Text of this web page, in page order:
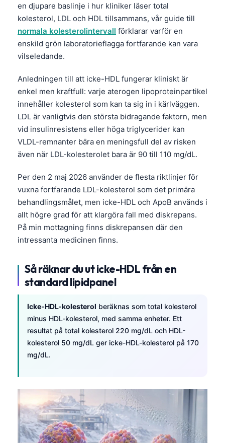
en djupare baslinje i hur kliniker läser total
kolesterol, LDL och HDL tillsammans, vår guide till
normala kolesterolintervall förklarar varför en
enskild grön laboratorieflagga fortfarande kan vara
vilseledande.
Anledningen till att icke-HDL fungerar kliniskt är
enkel men kraftfull: varje aterogen lipoproteinpartikel
innehåller kolesterol som kan ta sig in i kärlväggen.
LDL är vanligtvis den största bidragande faktorn, men
vid insulinresistens eller höga triglycerider kan
VLDL-remnanter bära en meningsfull del av risken
även när LDL-kolesterolet bara är 90 till 110 mg/dL.
Per den 2 maj 2026 använder de flesta riktlinjer för
vuxna fortfarande LDL-kolesterol som det primära
behandlingsmålet, men icke-HDL och ApoB används i
allt högre grad för att klargöra fall med diskrepans.
På min mottagning finns diskrepansen där den
intressanta medicinen finns.
Så räknar du ut icke-HDL från en
standard lipidpanel
Icke-HDL-kolesterol beräknas som total kolesterol
minus HDL-kolesterol, med samma enheter. Ett
resultat på total kolesterol 220 mg/dL och HDL-
kolesterol 50 mg/dL ger icke-HDL-kolesterol på 170
mg/dL.